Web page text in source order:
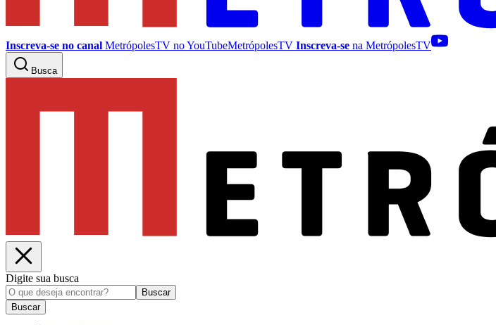
Inscreva-se no canal MetrópolesTV noYouTubeMetrópolesTV Inscreva-se na MetrópolesTV
Busca
Digite sua busca
Buscar
Buscar